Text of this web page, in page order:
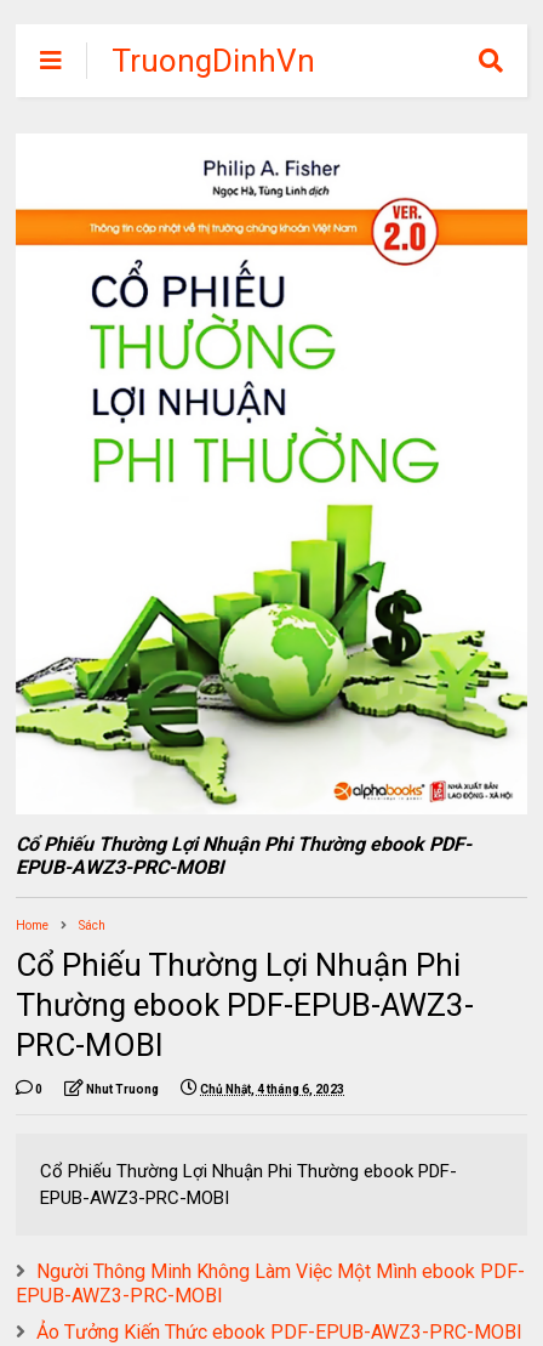
TruongDinhVn
Chia sẽ ebook,
phần mềm học
tập miễn phí
Cổ Phiếu Thường Lợi Nhuận Phi Thường ebook PDF-
EPUB-AWZ3-PRC-MOBI
Home Sách
Cổ Phiếu Thường Lợi Nhuận Phi
Thường ebook PDF-EPUB-AWZ3-
PRC-MOBI
0 Nhut Truong Chủ Nhật, 4 tháng 6, 2023
Cổ Phiếu Thường Lợi Nhuận Phi Thường ebook PDF-
EPUB-AWZ3-PRC-MOBI
Người Thông Minh Không Làm Việc Một Mình ebook PDF-
EPUB-AWZ3-PRC-MOBI
Ảo Tưởng Kiến Thức ebook PDF-EPUB-AWZ3-PRC-MOBI